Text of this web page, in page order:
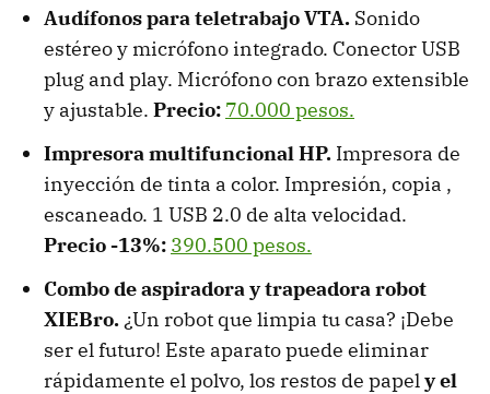
Audífonos para teletrabajo VTA. Sonido
estéreo y micrófono integrado. Conector USB
plug and play. Micrófono con brazo extensible
y ajustable. Precio: 70.000 pesos.
Impresora multifuncional HP. Impresora de
inyección de tinta a color. Impresión, copia ,
escaneado. 1 USB 2.0 de alta velocidad.
Precio -13%: 390.500 pesos.
Combo de aspiradora y trapeadora robot
XIEBro. ¿Un robot que limpia tu casa? ¡Debe
ser el futuro! Este aparato puede eliminar
rápidamente el polvo, los restos de papel y el